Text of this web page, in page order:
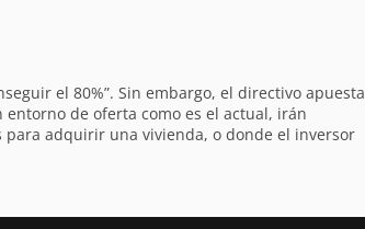
el 80%”. Sin embargo, el directivo apuesta
de oferta como es el actual, irán
adquirir una vivienda, o donde el inversor